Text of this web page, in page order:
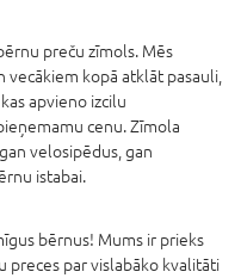
preču zīmols. Mēs
vecākiem kopā atklāt pasauli,
apvieno izcilu
cenu. Zīmola
velosipēdus, gan
istabai.
bērnus! Mums ir prieks
preces par vislabāko kvalitāti